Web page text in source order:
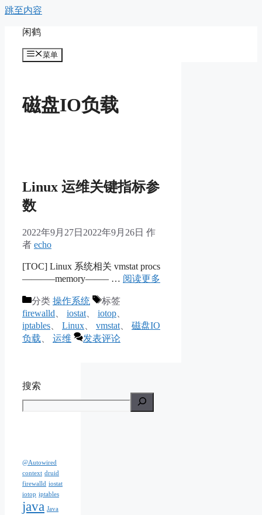
跳至内容
闲鹤
菜单
磁盘IO负载
Linux 运维关键指标参
数
2022年9月27日 2022年9月26日 作
者 echo
[TOC] Linux 系统相关 vmstat procs
———–memory——– … 阅读更多
分类 操作系统
标签
firewalld
iostat iotop
iptables
Linux vmstat
磁盘IO
负载
运维 发表评论
搜索
@Autowired
context druid
firewalld iostat
iotop iptables
java Java